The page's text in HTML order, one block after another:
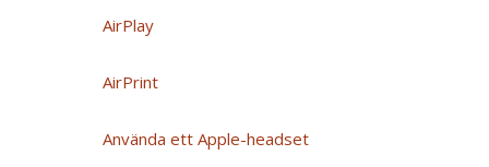
AirPlay
AirPrint
Använda ett Apple-headset